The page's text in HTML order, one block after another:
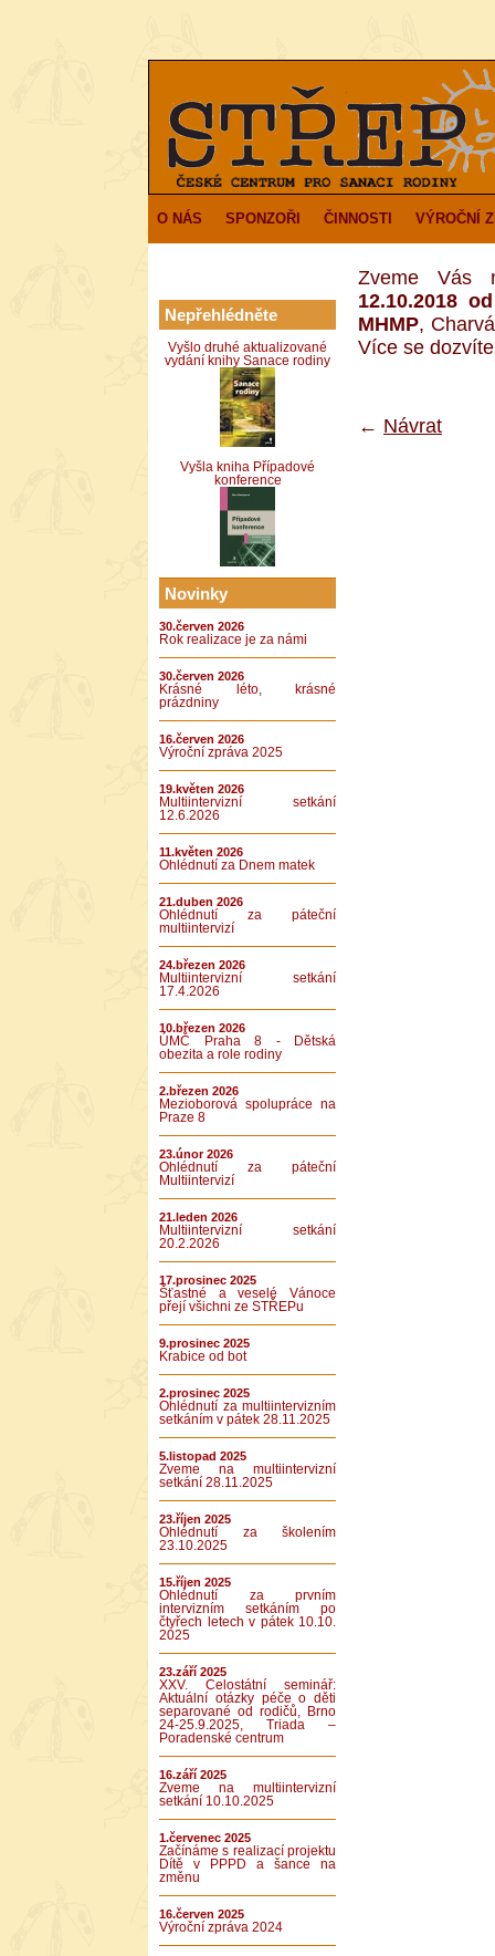
O NÁS SPONZOŘI ČINNOSTI VÝROČNÍ
Nepřehlédněte
Vyšlo druhé aktualizované
vydání knihy Sanace rodiny
Vyšla kniha Případové
konference
Novinky
30.červen 2026
Rok realizace je za námi
30.červen 2026
Krásné léto, krásné
prázdniny
16.červen 2026
Výroční zpráva 2025
19.květen 2026
Multiintervizní setkání
12.6.2026
11.květen 2026
Ohlédnutí za Dnem matek
21.duben 2026
Ohlédnutí za páteční
multiintervizí
24.březen 2026
Multiintervizní setkání
17.4.2026
10.březen 2026
ÚMČ Praha 8 - Dětská
obezita a role rodiny
2.březen 2026
Mezioborová spolupráce na
Praze 8
23.únor 2026
Ohlédnutí za páteční
Multiintervizí
21.leden 2026
Multiintervizní setkání
20.2.2026
17.prosinec 2025
Šťastné a veselé Vánoce
přejí všichni ze STŘEPu
9.prosinec 2025
Krabice od bot
2.prosinec 2025
Ohlédnutí za multiintervizním
setkáním v pátek 28.11.2025
5.listopad 2025
Zveme na multiintervizní
setkání 28.11.2025
23.říjen 2025
Ohlédnutí za školením
23.10.2025
15.říjen 2025
Ohlédnutí za prvním
intervizním setkáním po
čtyřech letech v pátek 10.10.
2025
23.září 2025
XXV. Celostátní seminář:
Aktuální otázky péče o děti
separované od rodičů, Brno
24-25.9.2025, Triada –
Poradenské centrum
16.září 2025
Zveme na multiintervizní
setkání 10.10.2025
1.červenec 2025
Začínáme s realizací projektu
Dítě v PPPD a šance na
změnu
16.červen 2025
Výroční zpráva 2024
Zveme Vás
12.10.2018
MHMP,
Více se
← Návrat